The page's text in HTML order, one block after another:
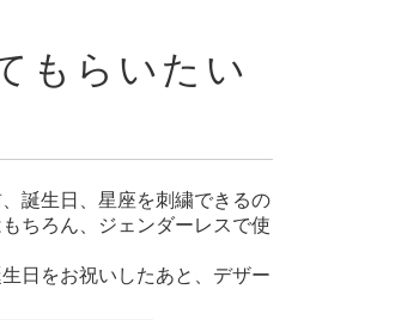
もらいたい
誕生日、星座を刺繍できるの
ちろん、ジェンダーレスで使
日をお祝いしたあと、デザー